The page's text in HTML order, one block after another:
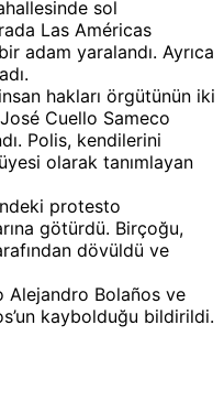
sol
Las Américas
adam yaralandı. Ayrıca
hakları örgütünün iki
Cuello Sameco
Polis, kendilerini
olarak tanımlayan
protesto
götürdü. Birçoğu,
dövüldü ve
Alejandro Bolaños ve
kaybolduğu bildirildi.